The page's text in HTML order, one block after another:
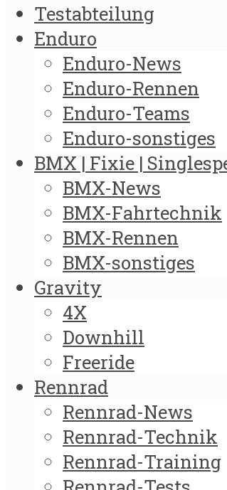
Testabteilung
Enduro
Enduro-News
Enduro-Rennen
Enduro-Teams
Enduro-sonstiges
BMX | Fixie |
BMX-News
BMX-Fahrtechnik
BMX-Rennen
BMX-sonstiges
Gravity
4X
Downhill
Freeride
Rennrad
Rennrad-News
Rennrad-Technik
Rennrad-Training